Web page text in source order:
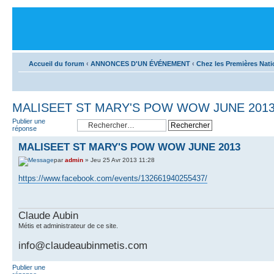
Accueil du forum ‹ ANNONCES D'UN ÉVÉNEMENT ‹ Chez les Premières
MALISEET ST MARY'S POW WOW JUNE
Publier une
réponse
MALISEET ST MARY'S POW WOW JUNE 2013
paradmin » Jeu 25 Avr 2013 11:28
https://www.facebook.com/events/132661940255437/
Claude Aubin
Métis et administrateur de ce site.
info@claudeaubinmetis.com
Publier une